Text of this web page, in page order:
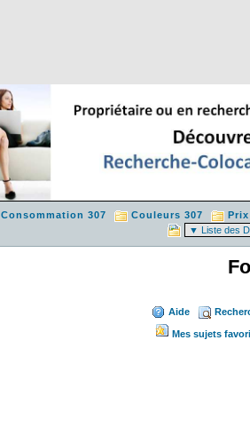
Consommation 307 Couleurs 307
Aide
Mes sujets